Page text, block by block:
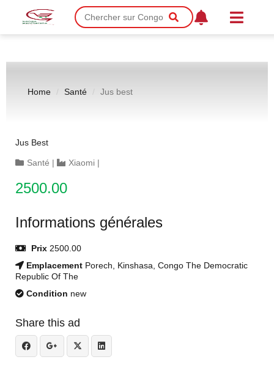
Home Santé Jus best
Jus Best
Santé | Xiaomi |
2500.00
Informations générales
Prix 2500.00
Emplacement Porech, Kinshasa, Congo The Democratic
Republic Of The
Condition new
Share this ad